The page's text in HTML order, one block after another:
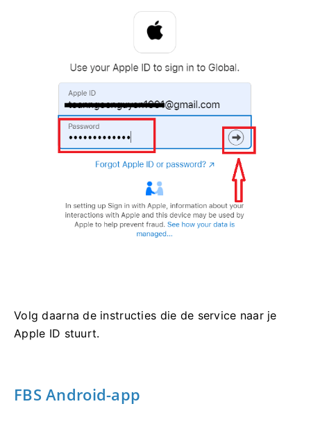
Volg daarna de instructies die de service naar je
Apple ID stuurt.
FBS Android-app